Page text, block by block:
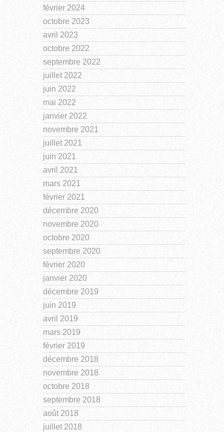
février 2024
octobre 2023
avril 2023
octobre 2022
septembre 2022
juillet 2022
juin 2022
mai 2022
janvier 2022
novembre 2021
juillet 2021
juin 2021
avril 2021
mars 2021
février 2021
décembre 2020
novembre 2020
octobre 2020
septembre 2020
février 2020
janvier 2020
décembre 2019
juin 2019
avril 2019
mars 2019
février 2019
décembre 2018
novembre 2018
octobre 2018
septembre 2018
août 2018
juillet 2018